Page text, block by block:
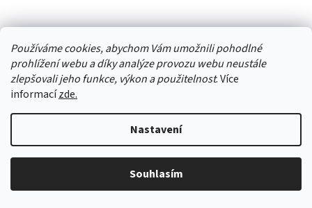
Používáme cookies, abychom Vám umožnili pohodlné
prohlížení webu a díky analýze provozu webu neustále
zlepšovali jeho funkce, výkon a použitelnost. Více
informacízde.
Nastavení
Souhlasím
finská sauna KARIBU ARES 3 (330) natur / antracit
113 190 Kč